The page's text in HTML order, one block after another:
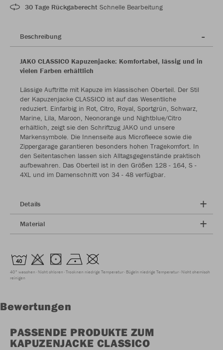
30 Tage Rückgaberecht Schnelle Bearbeitung
Beschreibung
JAKO CLASSICO Kapuzenjacke: Komfortabel, lässig und in
vielen Farben erhältlich
Lässige Auftritte mit Kapuze im klassischen Oberteil. Der Stil
der Kapuzenjacke CLASSICO ist auf das Wesentliche
reduziert. Einfarbig in Rot, Citro, Royal, Sportgrün, Schwarz,
Marine, Lila, Maroon, Neonorange und Nightblue/Citro
erhältlich, zeigt sie den Schriftzug JAKO und unsere
Markensymbole. Die Innenseite aus Microfleece sowie die
Zippergarage garantieren besonders hohen Tragekomfort. In
den Seitentaschen lassen sich Alltagsgegenstände praktisch
aufbewahren. Das Oberteil ist in den Größen 128 - 164, S -
4XL und im Damenschnitt von 34 - 48 verfügbar.
Details
Material
40° waschen Nicht chloren Trocknen niedrige Temperatur Bügeln niedrige Temperatur Nicht chemisch
reinigen
Bewertungen
PASSENDE PRODUKTE ZUM
KAPUZENJACKE CLASSICO